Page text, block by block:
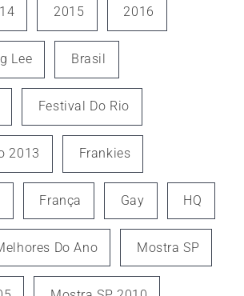
2015 2016
Lee Brasil
Festival Do Rio
2013 Frankies
França Gay HQ
Do Ano Mostra SP